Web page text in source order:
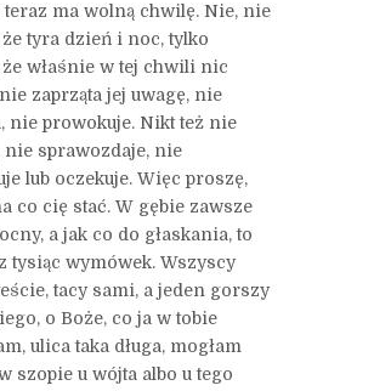
teraz ma wolną chwilę. Nie, nie
że tyra dzień i noc, tylko
że właśnie w tej chwili nic
zaprząta jej uwagę, nie
nie prowokuje. Nikt też nie
nie sprawozdaje, nie
lub oczekuje. Więc proszę,
co cię stać. W gębie zawsze
a jak co do głaskania, to
tysiąc wymówek. Wszyscy
tacy sami, a jeden gorszy
o Boże, co ja w tobie
ulica taka długa, mogłam
szopie u wójta albo u tego